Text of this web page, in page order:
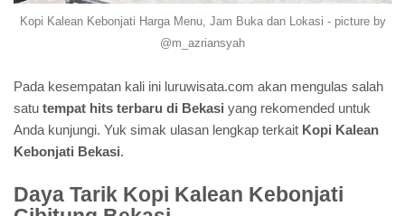
Kopi Kalean Kebonjati Harga Menu, Jam Buka dan Lokasi - picture by
@m_azriansyah
Pada kesempatan kali ini luruwisata.com akan mengulas salah
satu tempat hits terbaru di Bekasi yang rekomended untuk
Anda kunjungi. Yuk simak ulasan lengkap terkait Kopi Kalean
Kebonjati Bekasi.
Daya Tarik Kopi Kalean Kebonjati